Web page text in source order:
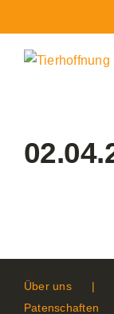
Inhalt
springen
Über uns
Patenschaften